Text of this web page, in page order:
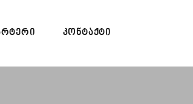
ᲙᲝᲜᲢᲐᲥᲢᲘ